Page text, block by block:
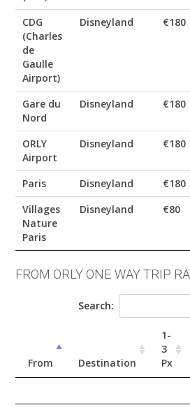
CDG
(Charles
de
Gaulle
Airport)
Disneyland €180
Gare du
Nord
Disneyland €180
ORLY
Airport
Disneyland €180
Paris Disneyland €180
Villages
Nature
Paris
Disneyland €80
FROM ORLY ONE WAY TRIP
Search:
From Destination
1-
3
Px